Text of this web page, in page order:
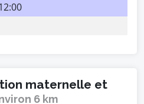
maternelle et
6 km